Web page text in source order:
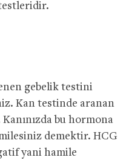
gebelik testini
Kan testinde aranan
bu hormona
demektir. HCG
yani hamile